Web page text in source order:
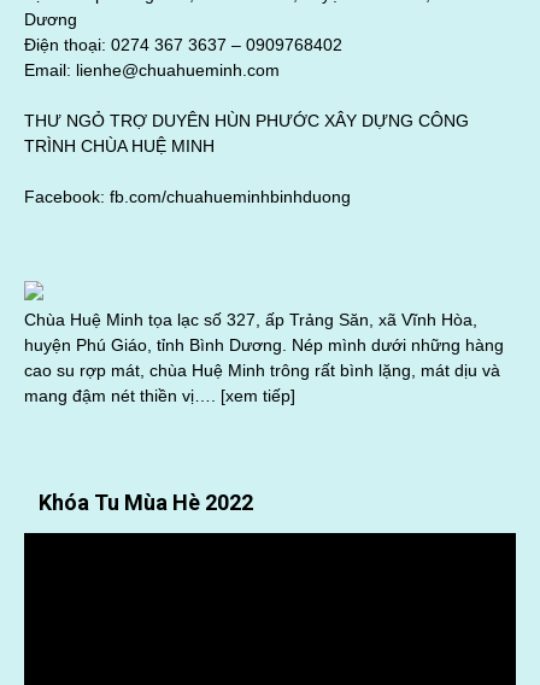
Dương
Điện thoại: 0274 367 3637 – 0909768402
Email: lienhe@chuahueminh.com
THƯ NGỎ TRỢ DUYÊN HÙN PHƯỚC XÂY DỰNG CÔNG
TRÌNH CHÙA HUỆ MINH
Facebook: fb.com/chuahueminhbinhduong
Chùa Huệ Minh tọa lạc số 327, ấp Trảng Săn, xã Vĩnh Hòa,
huyện Phú Giáo, tỉnh Bình Dương. Nép mình dưới những hàng
cao su rợp mát, chùa Huệ Minh trông rất bình lặng, mát dịu và
mang đậm nét thiền vị…. [xem tiếp]
Khóa Tu Mùa Hè 2022